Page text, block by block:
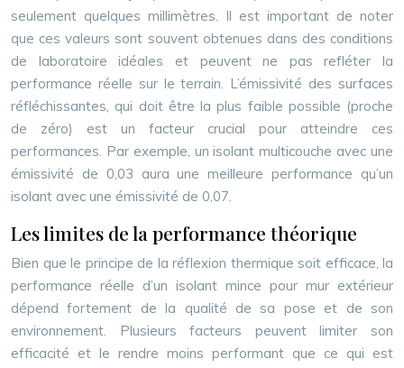
seulement quelques millimètres. Il est important de noter
que ces valeurs sont souvent obtenues dans des conditions
de laboratoire idéales et peuvent ne pas refléter la
performance réelle sur le terrain. L’émissivité des surfaces
réfléchissantes, qui doit être la plus faible possible (proche
de zéro) est un facteur crucial pour atteindre ces
performances. Par exemple, un isolant multicouche avec une
émissivité de 0,03 aura une meilleure performance qu’un
isolant avec une émissivité de 0,07.
Les limites de la performance théorique
Bien que le principe de la réflexion thermique soit efficace, la
performance réelle d’un isolant mince pour mur extérieur
dépend fortement de la qualité de sa pose et de son
environnement. Plusieurs facteurs peuvent limiter son
efficacité et le rendre moins performant que ce qui est